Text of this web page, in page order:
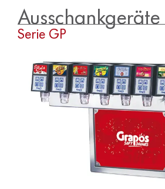
Ausschankgeräte
Serie GP